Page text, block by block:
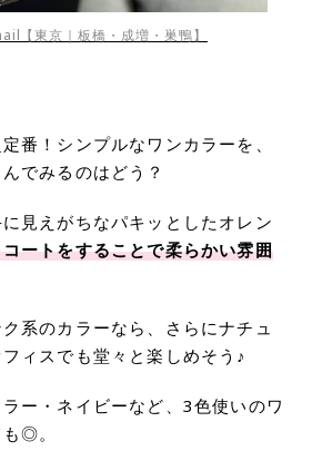
【東京｜板橋・成増・巣鴨】
番！シンプルなワンカラーを、
でみるのはどう？
見えがちなパキッとしたオレン
ートをすることで柔らかい雰囲
系のカラーなら、さらにナチュ
ィスでも堂々と楽しめそう♪
ー・ネイビーなど、3色使いのワ
◎。